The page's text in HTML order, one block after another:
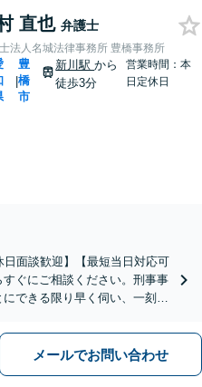
直也 弁護士
法人名城法律事務所 豊橋事務所
|
豊
橋
市
新川駅から
徒歩3分
営業時間：本
日定休日
日面談歓迎】【最短当日対応可
ぐにご相談ください。刑事事
できる限り早く伺い、一刻も
メールでお問い合わせ